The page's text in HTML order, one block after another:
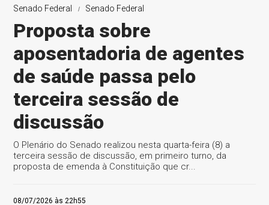
Senado Federal Senado Federal
Proposta sobre
aposentadoria de agentes
de saúde passa pelo
terceira sessão de
discussão
O Plenário do Senado realizou nesta quarta-feira (8) a
terceira sessão de discussão, em primeiro turno, da
proposta de emenda à Constituição que cr...
08/07/2026 às 22h55